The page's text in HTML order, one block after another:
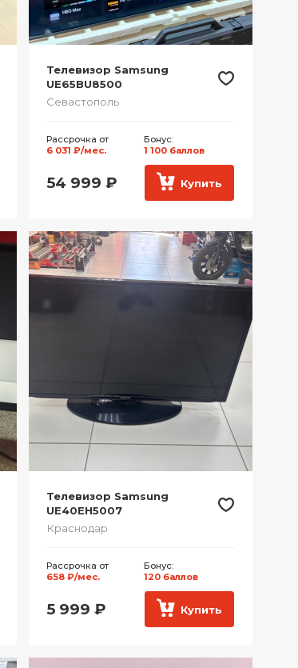
Телевизор Samsung
UE65BU8500
Севастополь
Рассрочка от
6 031 ₽/мес.
Бонус:
1 100 баллов
54 999 ₽ Купить
Телевизор Samsung
UE40EH5007
Краснодар
Рассрочка от
658 ₽/мес.
Бонус:
120 баллов
5 999 ₽ Купить